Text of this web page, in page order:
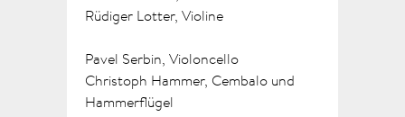
Rüdiger Lotter, Violine
Pavel Serbin, Violoncello
Christoph Hammer, Cembalo und
Hammerflügel